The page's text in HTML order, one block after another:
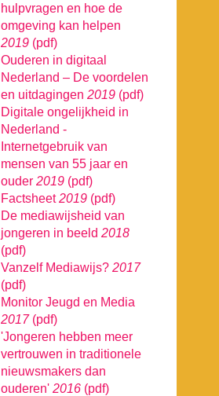
hulpvragen en hoe de
omgeving kan helpen
2019 (pdf)
Ouderen in digitaal
Nederland – De voordelen
en uitdagingen 2019 (pdf)
Digitale ongelijkheid in
Nederland -
Internetgebruik van
mensen van 55 jaar en
ouder 2019 (pdf)
Factsheet2019 (pdf)
De mediawijsheid van
jongeren in beeld 2018
(pdf)
Vanzelf Mediawijs? 2017
(pdf)
Monitor Jeugd en Media
2017(pdf)
'Jongeren hebben meer
vertrouwen in traditionele
nieuwsmakers dan
ouderen' 2016 (pdf)